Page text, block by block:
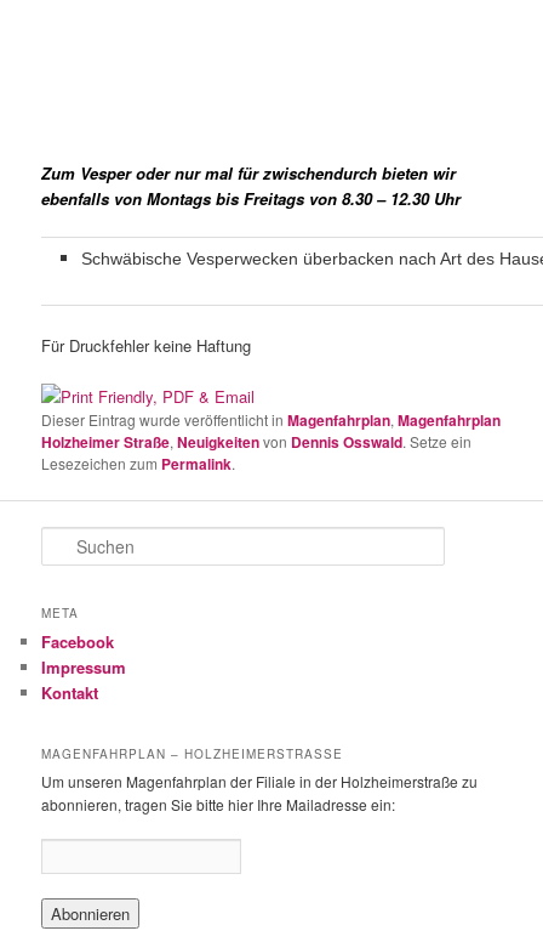
Zum Vesper oder nur mal für zwischendurch bieten wir
ebenfalls von Montags bis Freitags von 8.30 – 12.30 Uhr
Schwäbische Vesperwecken überbacken nach Art des
Für Druckfehler keine Haftung
Dieser Eintrag wurde veröffentlicht inMagenfahrplan,Magenfahrplan
Holzheimer Straße,Neuigkeitenvon Dennis Osswald. Setze ein
Lesezeichen zum Permalink.
u
h
n
META
Facebook
Impressum
Kontakt
MAGENFAHRPLAN – HOLZHEIMERSTRASSE
Um unseren Magenfahrplan der Filiale in der Holzheimerstraße zu
abonnieren, tragen Sie bitte hier Ihre Mailadresse ein: